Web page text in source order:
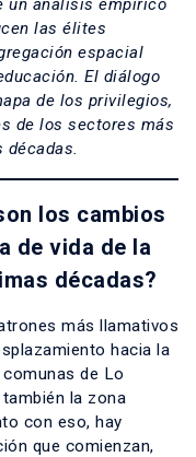
un análisis empírico
las élites
espacial
El diálogo
de los privilegios,
de los sectores más
décadas.
los cambios
de vida de la
décadas?
más llamativos
hacia la
de Lo
la zona
con eso, hay
que comienzan,